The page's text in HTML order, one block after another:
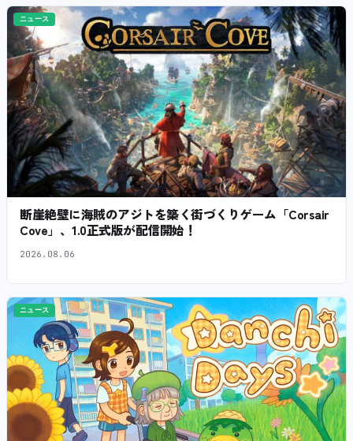
ニュース
断崖絶壁に海賊のアジトを築く街づくりゲーム「Corsair
Cove」、1.0正式版が配信開始！
2026.08.06
ニュース